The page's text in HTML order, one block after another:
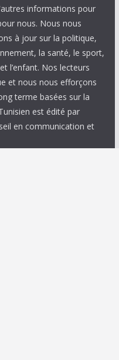
informations pour
nous. Nous nous
à jour sur la politique,
la santé, le sport,
l’enfant. Nos lecteurs
et nous nous efforçons
terme basées sur la
est édité par
en communication et